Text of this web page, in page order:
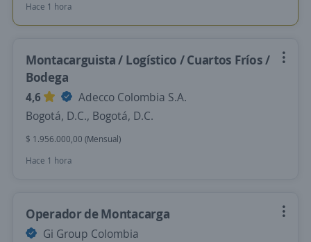
Hace 1 hora
Montacarguista / Logístico / Cuartos Fríos /
Bodega
4,6
Adecco Colombia S.A.
Bogotá, D.C., Bogotá, D.C.
$ 1.956.000,00 (Mensual)
Hace 1 hora
Operador de Montacarga
Gi Group Colombia